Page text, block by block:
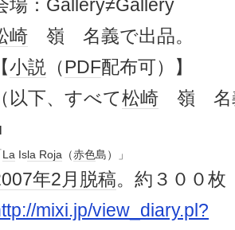
場：Gallery≠Gallery
崎 嶺 名義で出品。
【小説 （PDF配布可）】
（以下、すべて松崎 嶺 名
La Isla Roja （赤色島）」
年2月 脱稿。約３００枚
mixi.jp/view_diary.pl?